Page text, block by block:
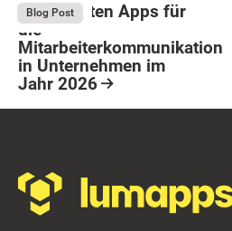
August 4, 2026
Blog Post
Die 9 besten Apps für
die
Mitarbeiterkommunikation
in Unternehmen im
Jahr 2026